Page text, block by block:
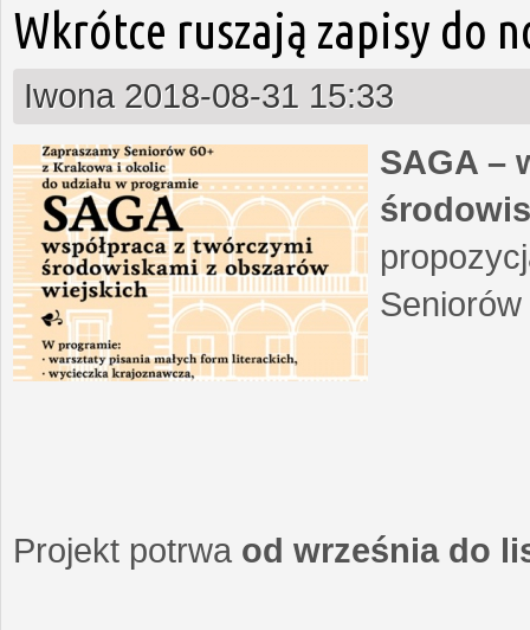
Wkrótce ruszają zapisy do
Iwona 2018-08-31 15:33
SAGA –
Projekt potrwa od września do